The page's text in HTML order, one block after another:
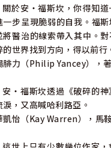
於安・福斯坎，你得知道
一步呈現脆弱的自我。福
將醫治的線索帶入其中。
的世界找到方向，得以前行
腓力（Philip Yancey），
・福斯坎透過《破碎的神
淚，又高喊哈利路亞。
凱怡（Kay Warren），馬